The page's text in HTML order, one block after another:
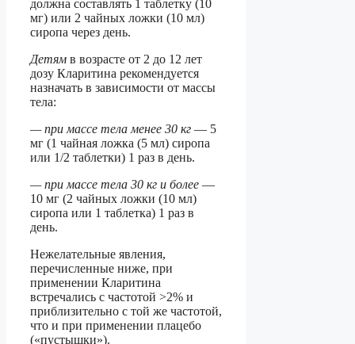
должна составлять 1 таблетку (10
мг) или 2 чайных ложки (10 мл)
сиропа через день.
Детям в возрасте от 2 до 12 лет
дозу Кларитина рекомендуется
назначать в зависимости от массы
тела:
— при массе тела менее 30 кг — 5
мг (1 чайная ложка (5 мл) сиропа
или 1/2 таблетки) 1 раз в день.
— при массе тела 30 кг и более —
10 мг (2 чайных ложки (10 мл)
сиропа или 1 таблетка) 1 раз в
день.
Нежелательные явления,
перечисленные ниже, при
применении Кларитина
встречались с частотой >2% и
приблизительно с той же частотой,
что и при применении плацебо
(«пустышки»).